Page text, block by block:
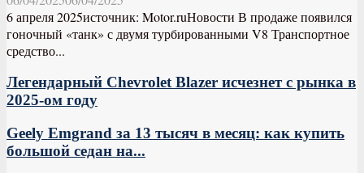
6 апреля 2025источник: Motor.ruНовости В продаже появился
гоночный «танк» с двумя турбированными V8 Транспортное
средство...
Легендарный Chevrolet Blazer исчезнет с рынка в
2025-ом году
Geely Emgrand за 13 тысяч в месяц: как купить
большой седан на...